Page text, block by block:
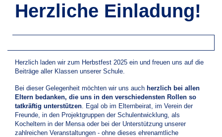
Herzliche Einladung!
Herzlich laden wir zum Herbstfest 2025 ein und freuen uns auf die
Beiträge aller Klassen unserer Schule.
Bei dieser Gelegenheit möchten wir uns auch herzlich bei allen
Eltern bedanken, die uns in den verschiedensten Rollen so
tatkräftig unterstützen. Egal ob im Elternbeirat, im Verein der
Freunde, in den Projektgruppen der Schulentwicklung, als
Kocheltern in der Mensa oder bei der Unterstützung unserer
zahlreichen Veranstaltungen - ohne dieses ehrenamtliche